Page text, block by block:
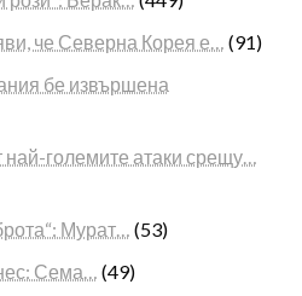
че Северна Корея е… (91)
бе извършена
големите атаки срещу…
Мурат… (53)
Сема… (49)